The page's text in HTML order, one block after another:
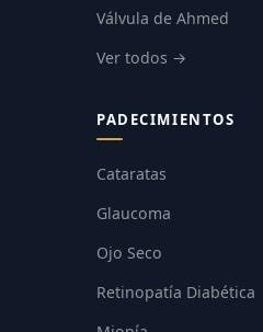
Válvula de Ahmed
Ver todos →
PADECIMIENTOS
Cataratas
Glaucoma
Ojo Seco
Retinopatía Diabética